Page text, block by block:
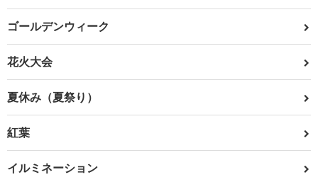
ゴールデンウィーク
花火大会
夏休み（夏祭り）
紅葉
イルミネーション